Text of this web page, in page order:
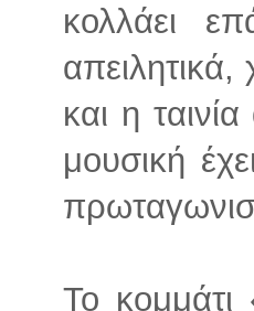
κολλάει
και η
μουσική
Το